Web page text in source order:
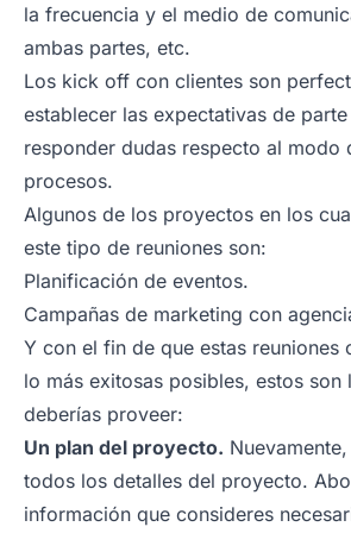
la frecuencia y el medio de
ambas partes, etc.
Los kick off con clientes son
establecer las expectativas de
responder dudas respecto al modo
procesos.
Algunos de los proyectos en los
este tipo de reuniones son:
Planificación de eventos.
Campañas de marketing con
Y con el fin de que estas reuniones
lo más exitosas posibles, estos son
deberías proveer:
Un plan del proyecto.
todos los detalles del proyecto.
información que consideres